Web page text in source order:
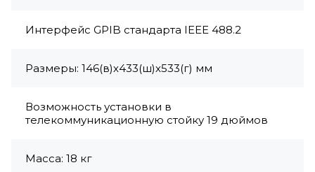
Интерфейс GPIB стандарта IEEE 488.2
Размеры: 146(в)х433(ш)х533(г) мм
Возможность установки в
телекоммуникационную стойку 19 дюймов
Масса: 18 кг